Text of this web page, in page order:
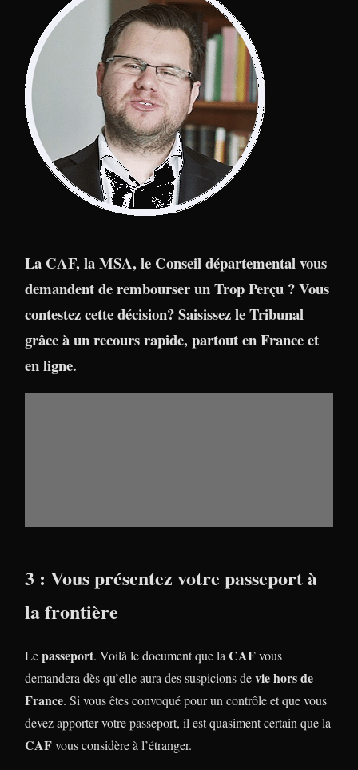
La CAF, la MSA, le Conseil départemental vous
demandent de rembourser un Trop Perçu ? Vous
contestez cette décision? Saisissez le Tribunal
grâce à un recours rapide, partout en France et
en ligne.
3 : Vous présentez votre passeport à
la frontière
Lepasseport. Voilà le document que la CAFvous
demandera dès qu’elle aura des suspicions devie hors de
France. Si vous êtes convoqué pour un contrôle et que vous
devez apporter votre passeport, il est quasiment certain que la
CAFvous considère à l’étranger.